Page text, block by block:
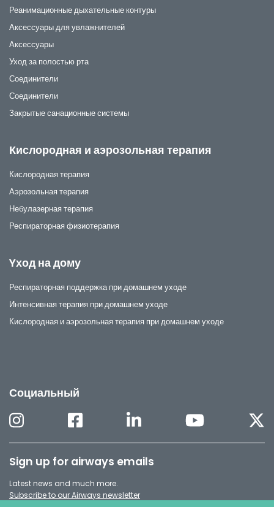
Реанимационные дыхательные контуры
Аксессуары для увлажнителей
Аксессуары
Уход за полостью рта
Соединители
Соединители
Закрытые санационные системы
Кислородная и аэрозольная терапия
Кислородная терапия
Аэрозольная терапия
Небулазерная терапия
Респираторная физиотерапия
Yход на дому
Респираторная поддержка при домашнем уходе
Интенсивная терапия при домашнем уходе
Кислородная и аэрозольная терапия при домашнем уходе
Социальный
Sign up for airways emails
Latest news and much more.
Subscribe to our Airways newsletter